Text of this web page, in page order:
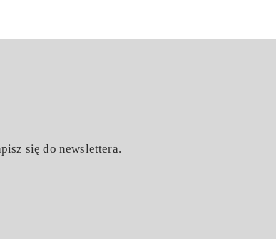
się do newslettera.